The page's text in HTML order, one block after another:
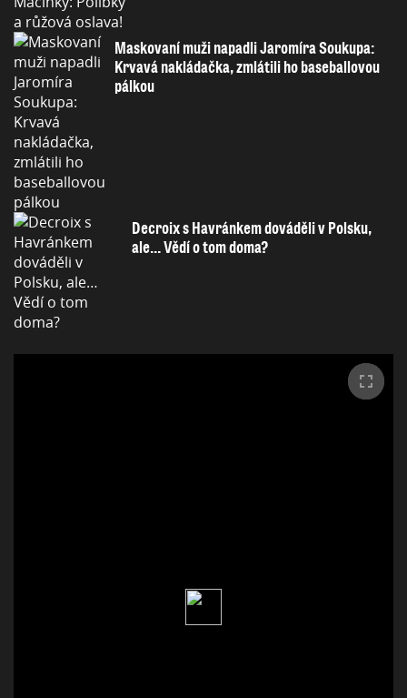
Maskovaní muži napadli Jaromíra Soukupa:
Krvavá nakládačka, zmlátili ho baseballovou
pálkou
Decroix s Havránkem dováděli v Polsku,
ale… Vědí o tom doma?